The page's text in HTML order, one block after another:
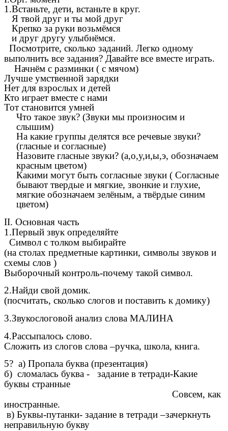
1.Встаньте, дети, встаньте в круг.
Я твой друг и ты мой друг
Крепко за руки возьмёмся
и друг другу улыбнёмся.
Посмотрите, сколько заданий. Легко одному
выполнить все задания? Давайте все вместе играть.
Начнём с разминки ( с мячом)
Лучше умственной зарядки
Нет для взрослых и детей
Кто играет вместе с нами
Тот становится умней
Что такое звук? (Звуки мы произносим и
слышим)
На какие группы делятся все речевые звуки?
(гласные и согласные)
Назовите гласные звуки? (а,о,у,и,ы,э, обозначаем
красным цветом)
Какими могут быть согласные звуки ( Согласные
бывают твердые и мягкие, звонкие и глухие,
мягкие обозначаем зелёным, а твёрдые синим
цветом)
II. Основная часть
1.Первый звук определяйте
Символ с толком выбирайте
(на столах предметные картинки, символы звуков и
схемы слов )
Выборочный контроль-почему такой символ.
2.Найди свой домик.
(посчитать, сколько слогов и поставить к домику)
3.Звукослоговой анализ слова МАЛИНА
4.Рассыпалось слово.
Сложить из слогов слова –ручка, школа, книга.
5? а) Пропала буква (презентация)
б) сломалась буква - задание в тетради-Какие
буквы странные
Совсем, как
иностранные.
в) Буквы-путанки- задание в тетради –зачеркнуть
неправильную букву